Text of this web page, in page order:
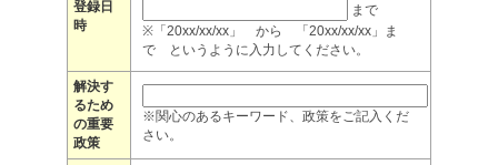
登録日
時
まで
※「20xx/xx/xx」 から 「20xx/xx/xx」ま
で というように入力してください。
解決す
るため
の重要
政策
※関心のあるキーワード、政策をご記入くだ
さい。